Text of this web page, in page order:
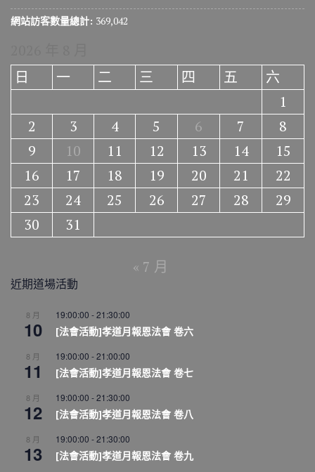
網站訪客數量總計: 369,042
日
一 二 三 四 五
六
1
2
3 4 5 6 7
8
9
10 11 12 13 14
15
16
17 18 19 20 21
22
23
24 25 26 27 28
29
30
31
« 7 月
近期道場活動
8 月
10
19:00:00 -21:30:00
[法會活動]孝道月報恩法會 卷六
8 月
11
19:00:00 -21:00:00
[法會活動]孝道月報恩法會 卷七
8 月
12
19:00:00 -21:30:00
[法會活動]孝道月報恩法會 卷八
8 月
13
19:00:00 -21:30:00
[法會活動]孝道月報恩法會 卷九